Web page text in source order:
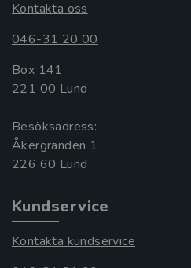
Kontakta oss
046-31 20 00
Box 141
221 00 Lund
Besöksadress:
Åkergränden 1
Kundservice
Kontakta kundservice